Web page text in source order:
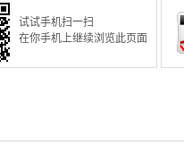
试试手机扫一扫
在你手机上继续浏览此页面